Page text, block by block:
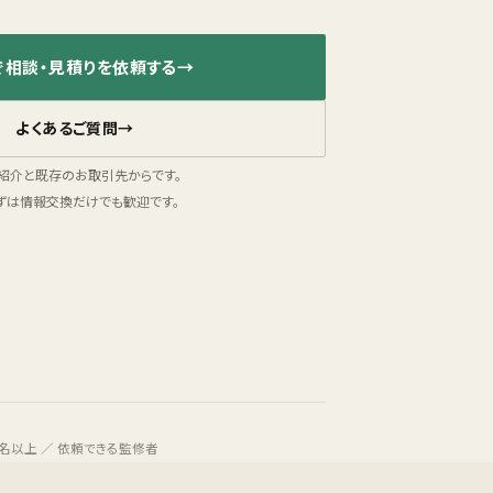
談・見積りを依頼する→
よくあるご質問→
介と既存のお取引先からです。
情報交換だけでも歓迎です。
以上 ／ 依頼できる監修者